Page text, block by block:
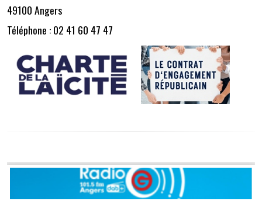
49100 Angers
Téléphone : 02 41 60 47 47